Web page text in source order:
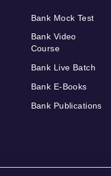
Bank Mock Test
Bank Video
Course
Bank Live Batch
Bank E-Books
Bank Publications